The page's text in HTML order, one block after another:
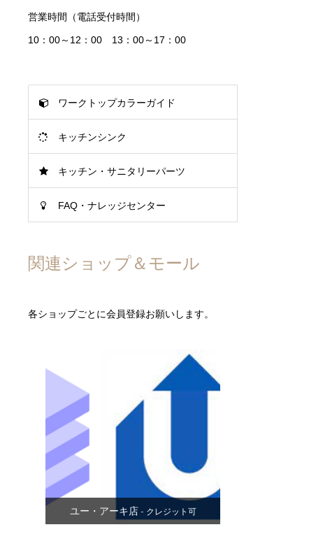
営業時間（電話受付時間）
10：00～12：00 13：00～17：00
ワークトップカラーガイド
キッチンシンク
キッチン・サニタリーパーツ
FAQ・ナレッジセンター
関連ショップ＆モール
各ショップごとに会員登録お願いします。
ユー・アーキ店- クレジット可